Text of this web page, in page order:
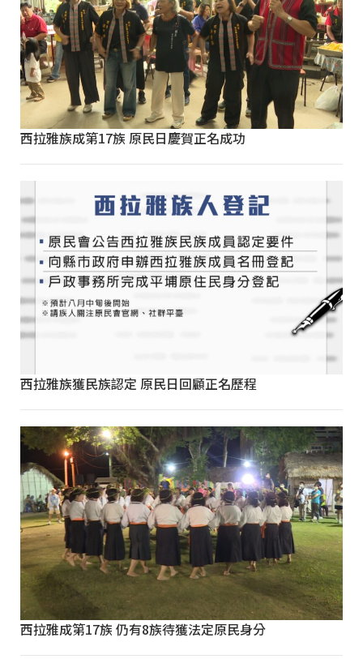
西拉雅族成第17族 原民日慶賀正名成功
西拉雅族獲民族認定 原民日回顧正名歷程
西拉雅成第17族 仍有8族待獲法定原民身分